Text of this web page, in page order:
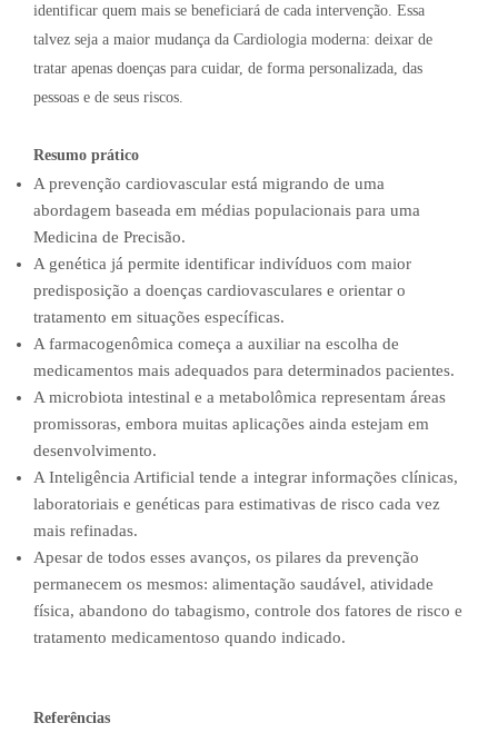
identificar quem mais se beneficiará de cada intervenção. Essa
talvez seja a maior mudança da Cardiologia moderna: deixar de
tratar apenas doenças para cuidar, de forma personalizada, das
pessoas e de seus riscos.
Resumo prático
A prevenção cardiovascular está migrando de uma
abordagem baseada em médias populacionais para uma
Medicina de Precisão.
A genética já permite identificar indivíduos com maior
predisposição a doenças cardiovasculares e orientar o
tratamento em situações específicas.
A farmacogenômica começa a auxiliar na escolha de
medicamentos mais adequados para determinados pacientes.
A microbiota intestinal e a metabolômica representam áreas
promissoras, embora muitas aplicações ainda estejam em
desenvolvimento.
A Inteligência Artificial tende a integrar informações clínicas,
laboratoriais e genéticas para estimativas de risco cada vez
mais refinadas.
Apesar de todos esses avanços, os pilares da prevenção
permanecem os mesmos: alimentação saudável, atividade
física, abandono do tabagismo, controle dos fatores de risco e
tratamento medicamentoso quando indicado.
Referências